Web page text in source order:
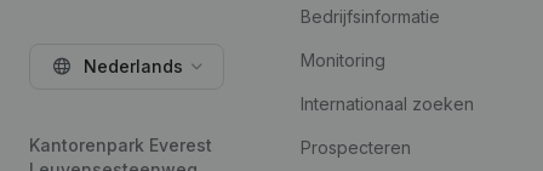
Nederlands
Kantorenpark Everest
Bedrijfsinformatie
Monitoring
Internationaal zoeken
Prospecteren